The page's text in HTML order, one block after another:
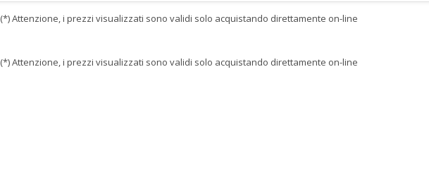
(*) Attenzione, i prezzi visualizzati sono validi solo acquistando direttamente on-line
(*) Attenzione, i prezzi visualizzati sono validi solo acquistando direttamente on-line